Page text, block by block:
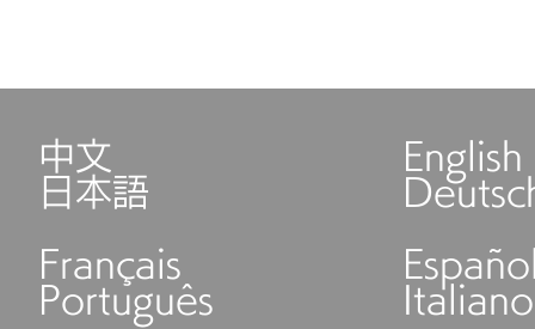
中文 English
日本語
Français
Português Italiano